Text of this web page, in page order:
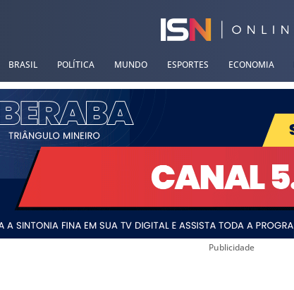
BRASIL POLÍTICA MUNDO ESPORTES ECONOMIA
Publicidade